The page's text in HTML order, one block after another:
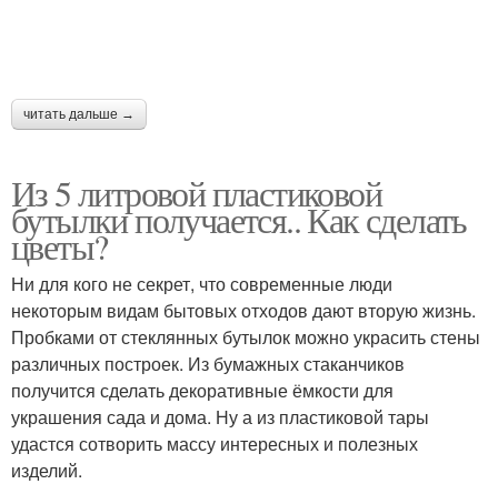
читать дальше →
Из 5 литровой пластиковой
бутылки получается.. Как сделать
цветы?
Ни для кого не секрет, что современные люди
некоторым видам бытовых отходов дают вторую жизнь.
Пробками от стеклянных бутылок можно украсить стены
различных построек. Из бумажных стаканчиков
получится сделать декоративные ёмкости для
украшения сада и дома. Ну а из пластиковой тары
удастся сотворить массу интересных и полезных
изделий.